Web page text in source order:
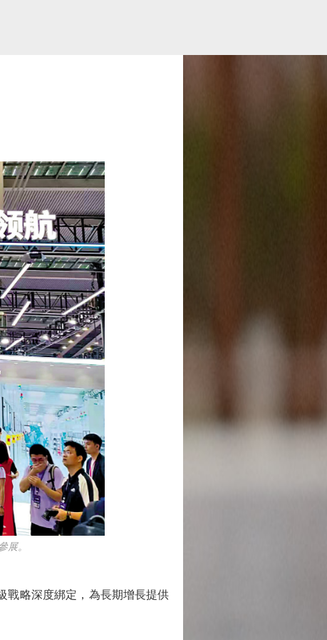
展。
略深度綁定，為長期增長提供